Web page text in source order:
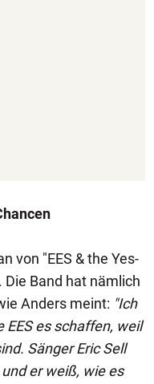
von "EES & the Yes-
Band hat nämlich
Anders meint: "Ich
es schaffen, weil
Sänger Eric Sell
er weiß, wie es